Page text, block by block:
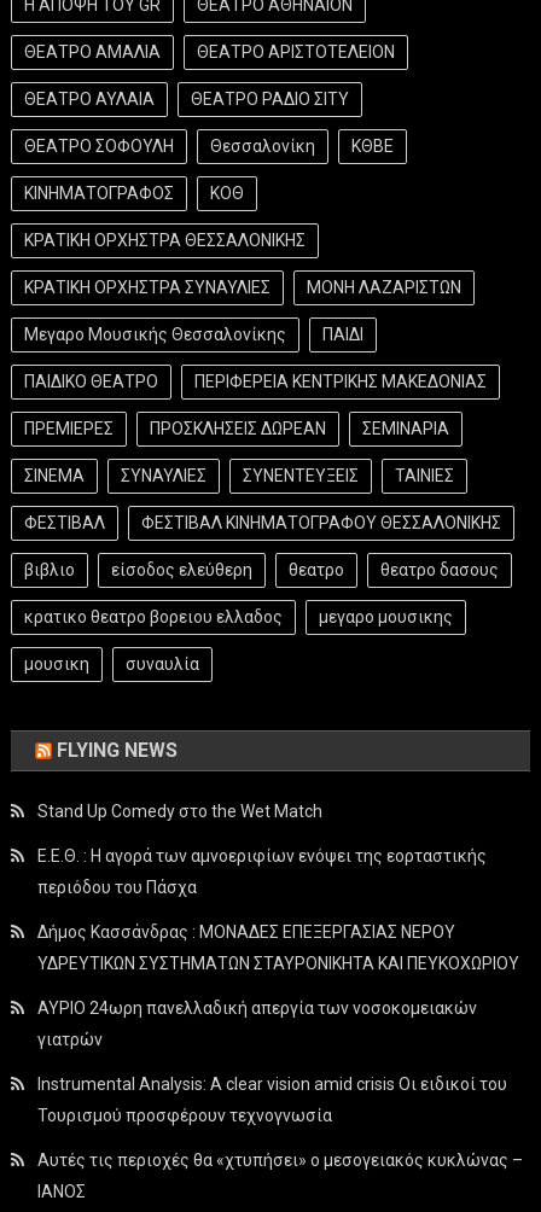
Η ΑΠΟΨΗ ΤΟΥ GR ΘΕΑΤΡΟ ΑΘΗΝΑΙΟΝ
ΘΕΑΤΡΟ ΑΜΑΛΙΑ ΘΕΑΤΡΟ ΑΡΙΣΤΟΤΕΛΕΙΟΝ
ΘΕΑΤΡΟ ΑΥΛΑΙΑ ΘΕΑΤΡΟ ΡΑΔΙΟ ΣΙΤΥ
ΘΕΑΤΡΟ ΣΟΦΟΥΛΗ Θεσσαλονίκη ΚΘΒΕ
ΚΙΝΗΜΑΤΟΓΡΑΦΟΣ ΚΟΘ
ΚΡΑΤΙΚΗ ΟΡΧΗΣΤΡΑ ΘΕΣΣΑΛΟΝΙΚΗΣ
ΚΡΑΤΙΚΗ ΟΡΧΗΣΤΡΑ ΣΥΝΑΥΛΙΕΣ ΜΟΝΗ ΛΑΖΑΡΙΣΤΩΝ
Μεγαρο Μουσικής Θεσσαλονίκης ΠΑΙΔΙ
ΠΑΙΔΙΚΟ ΘΕΑΤΡΟ ΠΕΡΙΦΕΡΕΙΑ ΚΕΝΤΡΙΚΗΣ ΜΑΚΕΔΟΝΙΑΣ
ΠΡΕΜΙΕΡΕΣ ΠΡΟΣΚΛΗΣΕΙΣ ΔΩΡΕΑΝ ΣΕΜΙΝΑΡΙΑ
ΣΙΝΕΜΑ ΣΥΝΑΥΛΙΕΣ ΣΥΝΕΝΤΕΥΞΕΙΣ ΤΑΙΝΙΕΣ
ΦΕΣΤΙΒΑΛ ΦΕΣΤΙΒΑΛ ΚΙΝΗΜΑΤΟΓΡΑΦΟΥ ΘΕΣΣΑΛΟΝΙΚΗΣ
βιβλιο είσοδος ελεύθερη θεατρο θεατρο δασους
κρατικο θεατρο βορειου ελλαδος μεγαρο μουσικης
μουσικη συναυλία
FLYING NEWS
Stand Up Comedy στο the Wet Match
Ε.Ε.Θ. : Η αγορά των αμνοεριφίων ενόψει της εορταστικής
περιόδου του Πάσχα
Δήμος Κασσάνδρας : ΜΟΝΑΔΕΣ ΕΠΕΞΕΡΓΑΣΙΑΣ ΝΕΡΟΥ
ΥΔΡΕΥΤΙΚΩΝ ΣΥΣΤΗΜΑΤΩΝ ΣΤΑΥΡΟΝΙΚΗΤΑ ΚΑΙ ΠΕΥΚΟΧΩΡΙΟΥ
ΑΥΡΙΟ 24ωρη πανελλαδική απεργία των νοσοκομειακών
γιατρών
Instrumental Analysis: A clear vision amid crisis Οι ειδικοί του
Τουρισμού προσφέρουν τεχνογνωσία
Αυτές τις περιοχές θα «χτυπήσει» ο μεσογειακός κυκλώνας –
ΙΑΝΟΣ